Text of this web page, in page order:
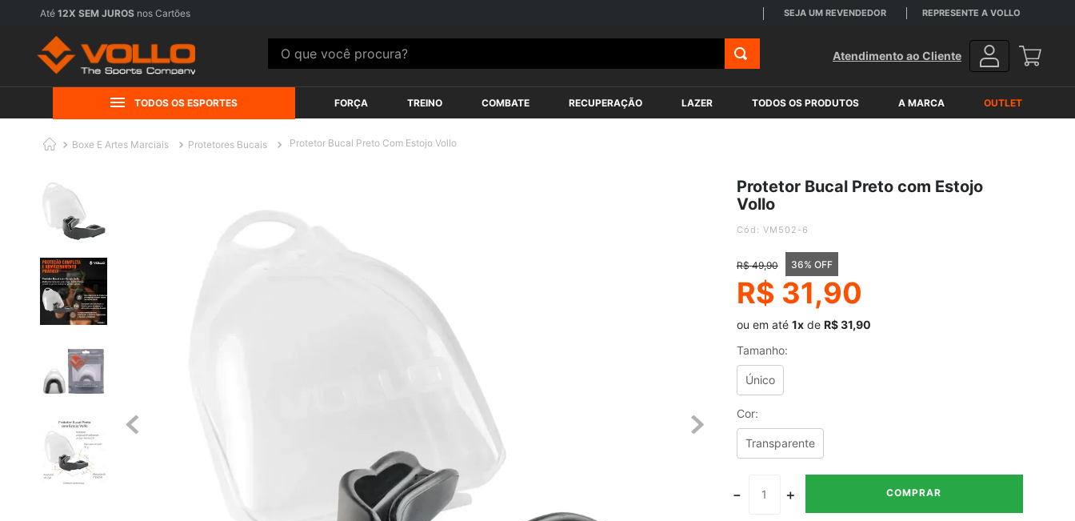
FRETE GRÁTISacima de R$199,90 para Sul e Sudeste. Consulte regiões* SEJA UM REVENDEDOR REPRESENTE A VOLLO
O que você procura?
Atendimento ao Cliente
TODOS OS ESPORTES FORÇA TREINO COMBATE RECUPERAÇÃO LAZER TODOS OS PRODUTOS A MARCA OUTLET
Boxe E Artes Marciais Protetores Bucais Protetor Bucal Preto Com Estojo Vollo
Protetor Bucal Preto com Estojo
Vollo
: VM502-6
R$ 49,90 36% OFF
R$ 31,90
ou em até 1xde R$ 31,90
Tamanho:
Único
Cor:
Transparente
＋
－ COMPRAR